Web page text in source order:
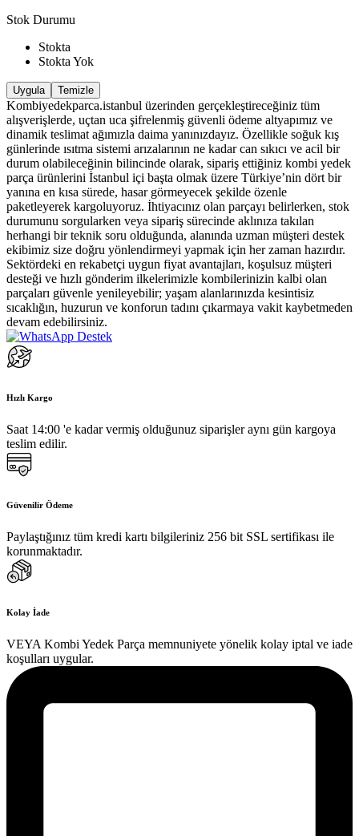
Stok Durumu
Stokta
Stokta Yok
Uygula Temizle
Kombiyedekparca.istanbul üzerinden gerçekleştireceğiniz tüm
alışverişlerde, uçtan uca şifrelenmiş güvenli ödeme altyapımız ve
dinamik teslimat ağımızla daima yanınızdayız. Özellikle soğuk kış
günlerinde ısıtma sistemi arızalarının ne kadar can sıkıcı ve acil bir
durum olabileceğinin bilincinde olarak, sipariş ettiğiniz kombi yedek
parça ürünlerini İstanbul içi başta olmak üzere Türkiye’nin dört bir
yanına en kısa sürede, hasar görmeyecek şekilde özenle
paketleyerek kargoluyoruz. İhtiyacınız olan parçayı belirlerken, stok
durumunu sorgularken veya sipariş sürecinde aklınıza takılan
herhangi bir teknik soru olduğunda, alanında uzman müşteri destek
ekibimiz size doğru yönlendirmeyi yapmak için her zaman hazırdır.
Sektördeki en rekabetçi uygun fiyat avantajları, koşulsuz müşteri
desteği ve hızlı gönderim ilkelerimizle kombilerinizin kalbi olan
parçaları güvenle yenileyebilir; yaşam alanlarınızda kesintisiz
sıcaklığın, huzurun ve konforun tadını çıkarmaya vakit kaybetmeden
devam edebilirsiniz.
Hızlı Kargo
Saat 14:00 'e kadar vermiş olduğunuz siparişler aynı gün kargoya
teslim edilir.
Güvenilir Ödeme
Paylaştığınız tüm kredi kartı bilgileriniz 256 bit SSL sertifikası ile
korunmaktadır.
Kolay İade
VEYA Kombi Yedek Parça memnuniyete yönelik kolay iptal ve iade
koşulları uygular.